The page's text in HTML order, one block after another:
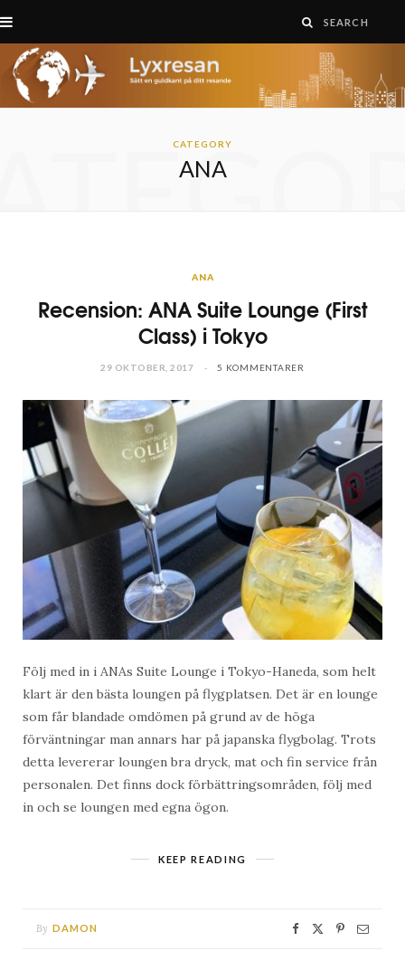
CATEGORY
ANA
ANA
Recension: ANA Suite Lounge (First
Class) i Tokyo
29 OKTOBER, 2017 5 KOMMENTARER
Följ med in i ANAs Suite Lounge i Tokyo-Haneda, som helt
klart är den bästa loungen på flygplatsen. Det är en lounge
som får blandade omdömen på grund av de höga
förväntningar man annars har på japanska flygbolag. Trots
detta levererar loungen bra dryck, mat och fin service från
personalen. Det finns dock förbättringsområden, följ med
in och se loungen med egna ögon.
KEEP READING
By DAMON